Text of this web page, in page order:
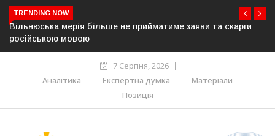
TRENDING NOW
В Угорщині можуть обрати нового президента вже 11
серпня — фракція «Тиси»
7 Серпня, 2026
Аналітика
Експертна думка
Матеріали
Позиція